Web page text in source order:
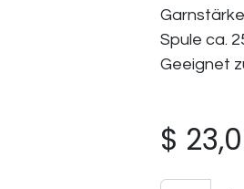
Spule ca.
Geeignet
$